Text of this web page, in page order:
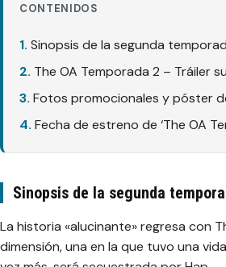
CONTENIDOS
Sinopsis de la segunda
The OA Temporada 2 – Tráiler
Fotos promocionales y póster
Fecha de estreno de ‘The OA
Sinopsis de la segunda
La historia «alucinante» regresa con
dimensión, una en la que tuvo una